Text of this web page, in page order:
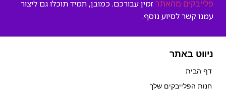
פלייבקים מהאתר זמין עבורכם. כמובן, תמיד תוכלו גם ליצור
עמנו קשר לסיוע נוסף.
ניווט באתר
דף הבית
חנות הפלייבקים שלך